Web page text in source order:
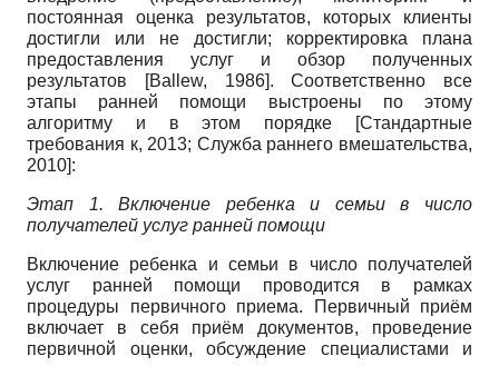
постоянная оценка результатов, которых клиенты
достигли или не достигли; корректировка плана
предоставления услуг и обзор полученных
результатов
[Ballew, 1986]. Соответственно все
этапы ранней помощи выстроены по этому
алгоритму и в этом порядке
[Стандартные
требования к, 2013; Служба раннего вмешательства,
2010]:
Этап 1. Включение ребенка и семьив число
получателей услуг ранней помощи
Включение ребенка и семьи в число получателей
услуг ранней помощи проводится в рамках
процедуры первичного приема. Первичный приём
включает в себя приём документов, проведение
первичной оценки, обсуждение специалистами и